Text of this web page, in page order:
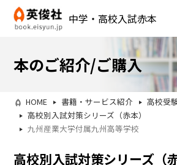
中学・高校入試赤本
本のご紹介/ご購入
HOME 書籍・サービス紹介
高校受
高校別入試対策シリーズ（赤本）
九州産業大学付属九州高等学校
高校別入試対策シリーズ（赤